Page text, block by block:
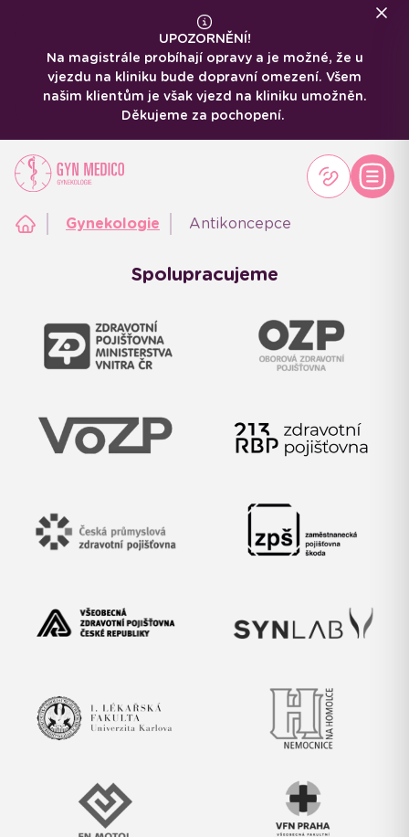
UPOZORNĚNÍ!
Na magistrále probíhají opravy a je možné, že u
vjezdu na kliniku bude dopravní omezení. Všem
našim klientům je však vjezd na kliniku umožněn.
Děkujeme za pochopení.
Gynekologie Antikoncepce
Spolupracujeme